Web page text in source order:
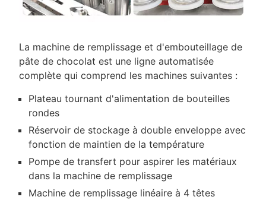
La machine de remplissage et d'embouteillage de
pâte de chocolat est une ligne automatisée
complète qui comprend les machines suivantes :
Plateau tournant d'alimentation de bouteilles
rondes
Réservoir de stockage à double enveloppe avec
fonction de maintien de la température
Pompe de transfert pour aspirer les matériaux
dans la machine de remplissage
Machine de remplissage linéaire à 4 têtes